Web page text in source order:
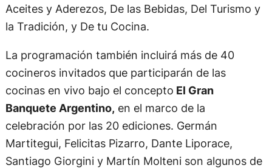
Aceites y Aderezos, De las Bebidas, Del Turismo y
la Tradición, y De tu Cocina.
La programación también incluirá más de 40
cocineros invitados que participarán de las
cocinas en vivo bajo el concepto El Gran
Banquete Argentino, en el marco de la
celebración por las 20 ediciones. Germán
Martitegui, Felicitas Pizarro, Dante Liporace,
Santiago Giorgini y Martín Molteni son algunos de